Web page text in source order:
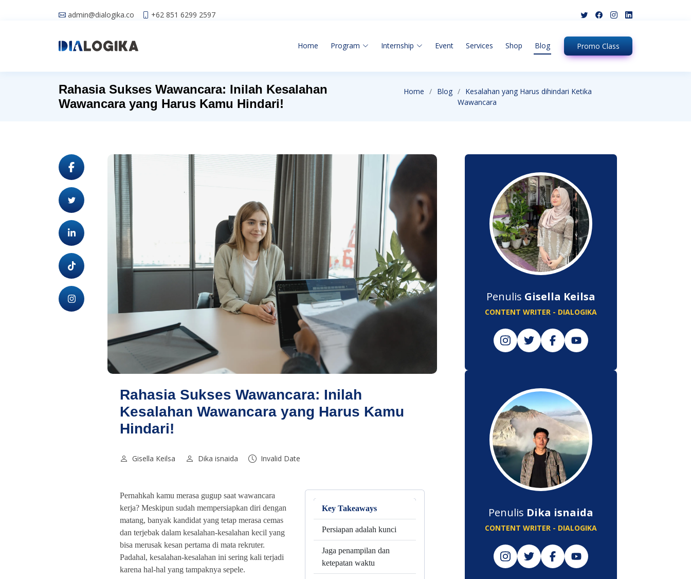
admin@dialogika.co +62 851 6299 2597
Home Program Internship Event Services Shop Blog Promo Class
Rahasia Sukses Wawancara: Inilah Kesalahan
Wawancara yang Harus Kamu Hindari!
Home Blog
Kesalahan yang Harus dihindari Ketika
Wawancara
Rahasia Sukses Wawancara: Inilah
Kesalahan Wawancara yang Harus Kamu
Hindari!
Gisella Keilsa Dika isnaida Invalid Date
Pernahkah kamu merasa gugup saat wawancara
kerja? Meskipun sudah mempersiapkan diri dengan
matang, banyak kandidat yang tetap merasa cemas
dan terjebak dalam kesalahan-kesalahan kecil yang
bisa merusak kesan pertama di mata rekruter.
Padahal, kesalahan-kesalahan ini sering kali terjadi
karena hal-hal yang tampaknya sepele.
Key Takeaways
Persiapan adalah kunci
Jaga penampilan dan
ketepatan waktu
Penulis Gisella Keilsa
CONTENT WRITER - DIALOGIKA
Penulis Dika isnaida
CONTENT WRITER - DIALOGIKA